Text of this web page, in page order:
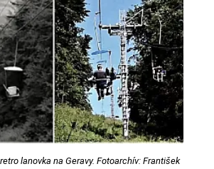
lanovka na Geravy. Fotoarchív: František